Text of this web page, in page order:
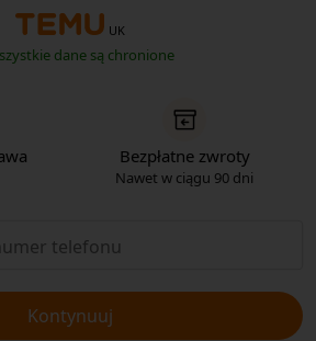
UK
dane są chronione
Bezpłatne zwroty
Nawet w ciągu 90 dni
Kontynuuj